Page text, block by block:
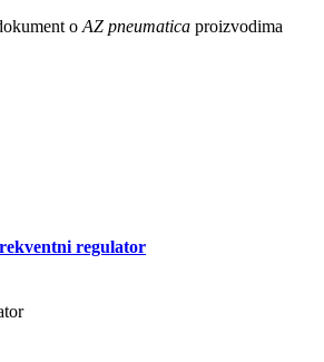
o AZ pneumatica proizvodima
regulator